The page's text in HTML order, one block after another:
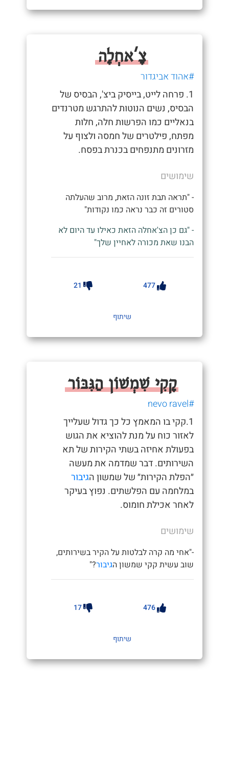
צָ'אחְלָה
#אהוד אביגדור
1. פרחה לייט, בייסיק ביצ', הבסיס של
הבסיס, נשים הנוטות להתרגש מטרנדים
בנאליים כמו הפרשות חלה, חלות
מפתח, פילטרים של חמסה ולצוף על
מזרונים מתנפחים בכנרת בפסח.
שימושים
- "תראה תבת זונה הזאת, מרוב שהעלתה
סטורים זה כבר נראה כמו נקודות"
- "גם כן הצ'אחלה הזאת כאילו עד היום לא
הבנו שאת מכורה לאחיין שלך"
477
21
שיתוף
קָקִי שִׁמְשׁוֹן הַגִּבּוֹר
#nevo ravel
1.קקי בו המאמץ כל כך גדול שעלייך
לאזור כוח על מנת להוציא את הגוש
בפעולת אחיזה בשתי הקירות של תא
השירותים. דבר שמדמה את מעשה
״הפלת הקירות״ של שמשון הגיבור
במלחמה עם הפלשתים. נפוץ בעיקר
לאחר אכילת חומוס.
שימושים
-"אחי מה קרה לבלטות על הקיר בשירותים,
שוב עשית קקי שמשון הגיבור?"
476
17
שיתוף